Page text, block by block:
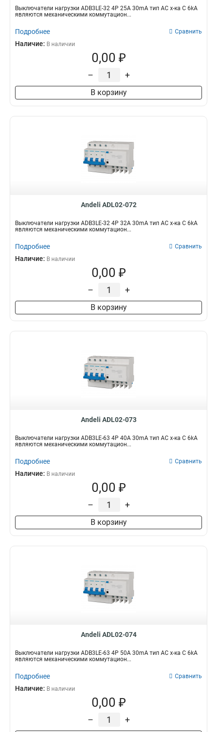
Выключатели нагрузки ADB3LE-32 4P 25A 30mA тип AC х-ка С 6kA
являются механическими коммутацион...
Подробнее Сравнить
Наличие: В наличии
0,00 ₽
– +
В корзину
Andeli ADL02-072
Выключатели нагрузки ADB3LE-32 4P 32A 30mA тип AC х-ка С 6kA
являются механическими коммутацион...
Подробнее Сравнить
Наличие: В наличии
0,00 ₽
– +
В корзину
Andeli ADL02-073
Выключатели нагрузки ADB3LE-63 4P 40A 30mA тип AC х-ка С 6kA
являются механическими коммутацион...
Подробнее Сравнить
Наличие: В наличии
0,00 ₽
– +
В корзину
Andeli ADL02-074
Выключатели нагрузки ADB3LE-63 4P 50A 30mA тип AC х-ка С 6kA
являются механическими коммутацион...
Подробнее Сравнить
Наличие: В наличии
0,00 ₽
– +